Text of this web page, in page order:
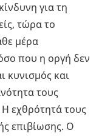
για τη
τώρα το
μέρα
που η οργή δεν
κυνισμός και
τους
εχθρότητά τους
επιβίωσης. Ο